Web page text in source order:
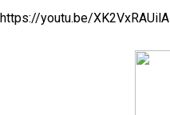
https://youtu.be/XK2VxRAUilA